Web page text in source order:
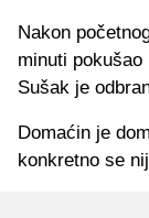
Nakon
minuti
Sušak je
Domaćin je
konkretno se